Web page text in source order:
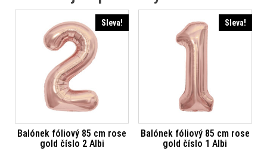
Sleva!
Balónek fóliový 85 cm rose
gold číslo 2 Albi
Sleva!
Balónek fóliový 85 cm rose
gold číslo 1 Albi